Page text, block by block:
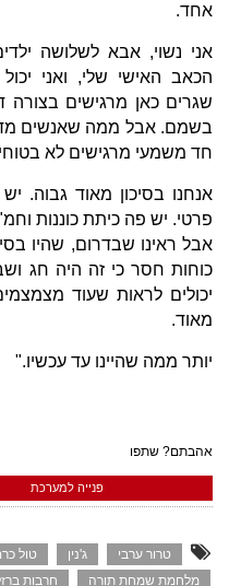
אחד.
אני נשוי, אבא לשלושה
הכאב האישי שלי, ואני
שגרים כאן מרגישים
בשמם. אבל ממה שאנשים
חד משמעי מרגישים לא
אנחנו בסיכון מאוד
פרטי. יש פה כיתת כוננות
אבל ראינו שבדרום, שהיו
כוחות חסר כי זה היה חג
יכולים לראות שעוד
מאוד.
יותר ממה שהיינו עד עכשיו."
אהבתם? שתפו
פנייה למערכת
טרור ערבי ג'נין טול
מלחמת שמחת תורה
חרבות